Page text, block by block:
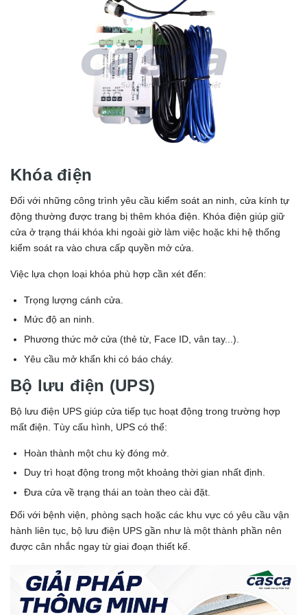
Khóa điện
Đối với những công trình yêu cầu kiểm soát an ninh, cửa kính tự
động thường được trang bị thêm khóa điện. Khóa điện giúp giữ
cửa ở trạng thái khóa khi ngoài giờ làm việc hoặc khi hệ thống
kiểm soát ra vào chưa cấp quyền mở cửa.
Việc lựa chọn loại khóa phù hợp cần xét đến:
Trọng lượng cánh cửa.
Mức độ an ninh.
Phương thức mở cửa (thẻ từ, Face ID, vân tay...).
Yêu cầu mở khẩn khi có báo cháy.
Bộ lưu điện (UPS)
Bộ lưu điện UPS giúp cửa tiếp tục hoạt động trong trường hợp
mất điện. Tùy cấu hình, UPS có thể:
Hoàn thành một chu kỳ đóng mở.
Duy trì hoạt động trong một khoảng thời gian nhất định.
Đưa cửa về trạng thái an toàn theo cài đặt.
Đối với bệnh viện, phòng sạch hoặc các khu vực có yêu cầu vận
hành liên tục, bộ lưu điện UPS gần như là một thành phần nên
được cân nhắc ngay từ giai đoạn thiết kế.